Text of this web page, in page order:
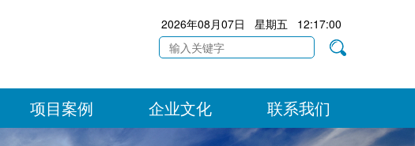
2026年08月07日 星期五 12:17:00
项目案例 企业文化 联系我们